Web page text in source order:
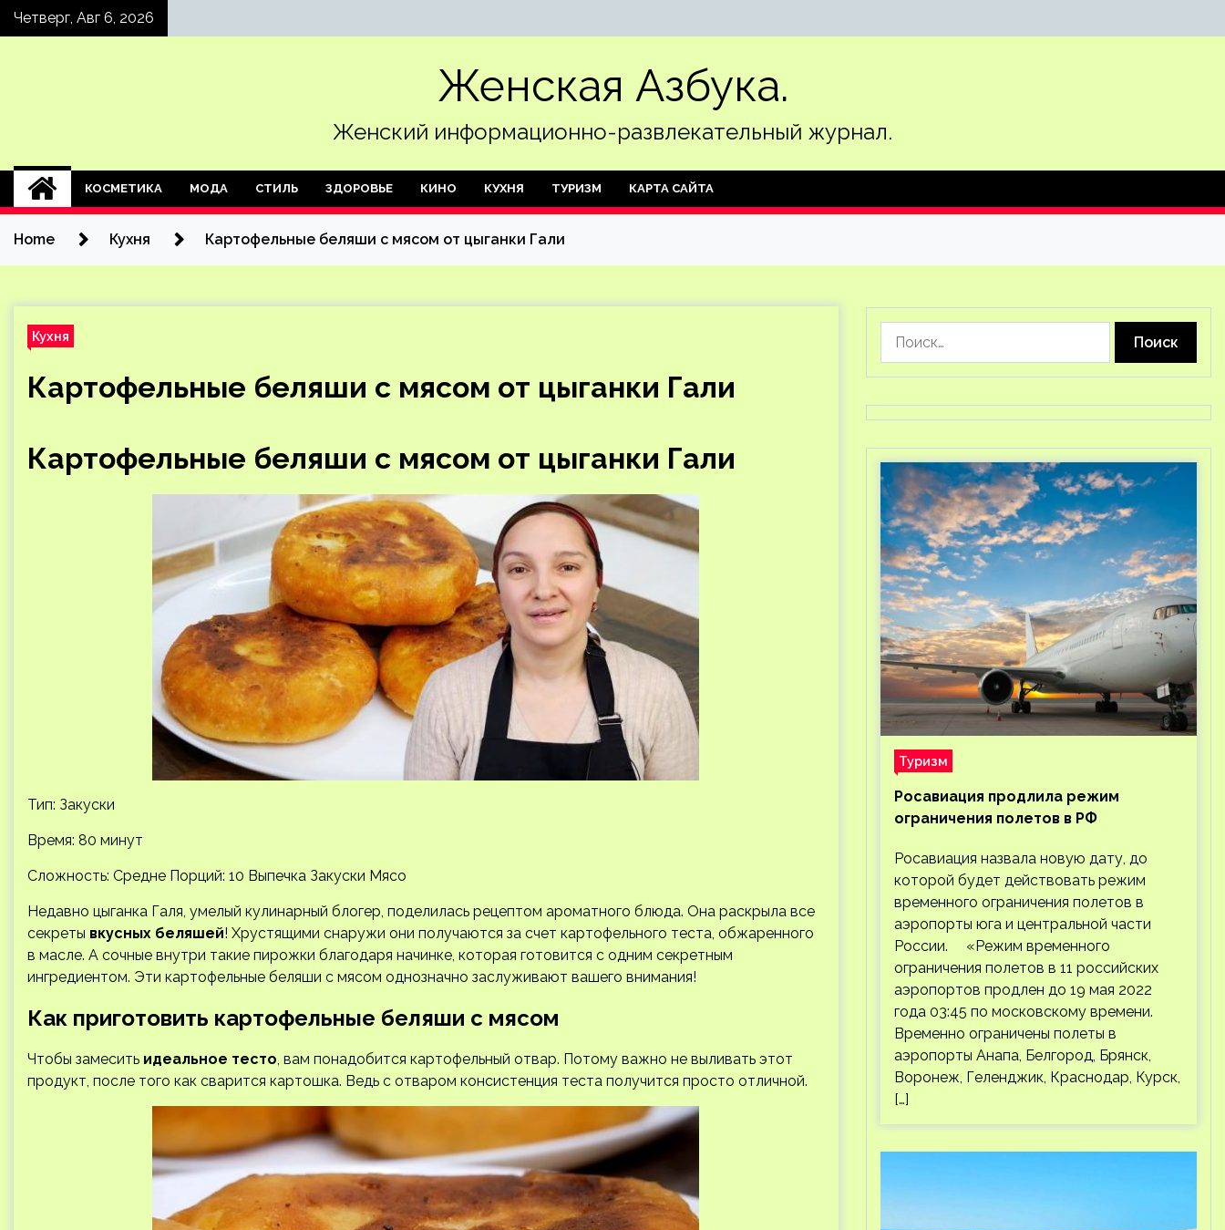
SkipЧетверг, Авг 6, 2026
Женская Азбука.
Женский информационно-развлекательный журнал.
КОСМЕТИКА МОДА СТИЛЬ ЗДОРОВЬЕ КИНО КУХНЯ ТУРИЗМ КАРТА САЙТА
Home Кухня Картофельные беляши с мясом от цыганки Гали
Кухня
Картофельные беляши с мясом от цыганки Гали
Картофельные беляши с мясом от цыганки Гали
Тип: Закуски
Время: 80 минут
Сложность: Средне Порций: 10 Выпечка Закуски Мясо
Недавно цыганка Галя, умелый кулинарный блогер, поделилась рецептом ароматного блюда. Она раскрыла все
секреты вкусных беляшей! Хрустящими снаружи они получаются за счет картофельного теста, обжаренного
в масле. А сочные внутри такие пирожки благодаря начинке, которая готовится с одним секретным
ингредиентом. Эти картофельные беляши с мясом однозначно заслуживают вашего внимания!
Как приготовить картофельные беляши с мясом
Чтобы замесить идеальное тесто, вам понадобится картофельный отвар. Потому важно не выливать этот
продукт, после того как сварится картошка. Ведь с отваром консистенция теста получится просто отличной.
Туризм
Росавиация продлила режим
ограничения полетов в РФ
Росавиация назвала новую дату, до
которой будет действовать режим
временного ограничения полетов в
аэропорты юга и центральной части
России. «Режим временного
ограничения полетов в 11 российских
аэропортов продлен до 19 мая 2022
года 03:45 по московскому времени.
Временно ограничены полеты в
аэропорты Анапа, Белгород, Брянск,
Воронеж, Геленджик, Краснодар, Курск,
[…]